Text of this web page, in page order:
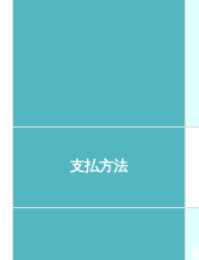
支払方法